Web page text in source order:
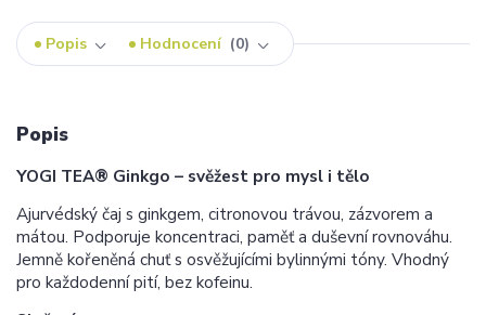
Popis Hodnocení 0
Popis
YOGI TEA® Ginkgo – svěžest pro mysl i tělo
Ajurvédský čaj s ginkgem, citronovou trávou, zázvorem a
mátou. Podporuje koncentraci, paměť a duševní rovnováhu.
Jemně kořeněná chuť s osvěžujícími bylinnými tóny. Vhodný
pro každodenní pití, bez kofeinu.